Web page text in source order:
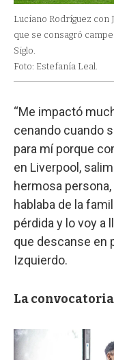
Luciano Rodríguez
que se consagró
Siglo.
Foto: Estefanía Leal.
“Me impactó
cenando cuando
para mí porque
en Liverpool,
hermosa
hablaba de la
pérdida y lo voy a
que descanse en
Izquierdo.
La